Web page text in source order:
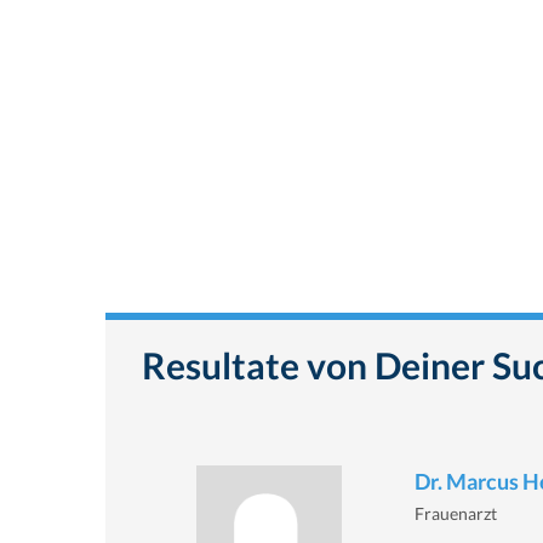
Resultate von Deiner
Dr. Marcus
Frauenarzt